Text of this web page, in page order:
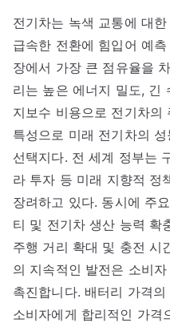
전기차는 녹색 교통에 대
급속한 전환에 힘입어 예
장에서 가장 큰 점유율을
리는 높은 에너지 밀도, 긴
지보수 비용으로 전기차의
특성으로 미래 전기차의
선택지다. 전 세계 정부는
라 투자 등 미래 지향적 정
장려하고 있다. 동시에 주
티 및 전기차 생산 능력 확
주행 거리 확대 및 충전 시
의 지속적인 발전은 소비
촉진합니다. 배터리 가격
소비자에게 합리적인 가격